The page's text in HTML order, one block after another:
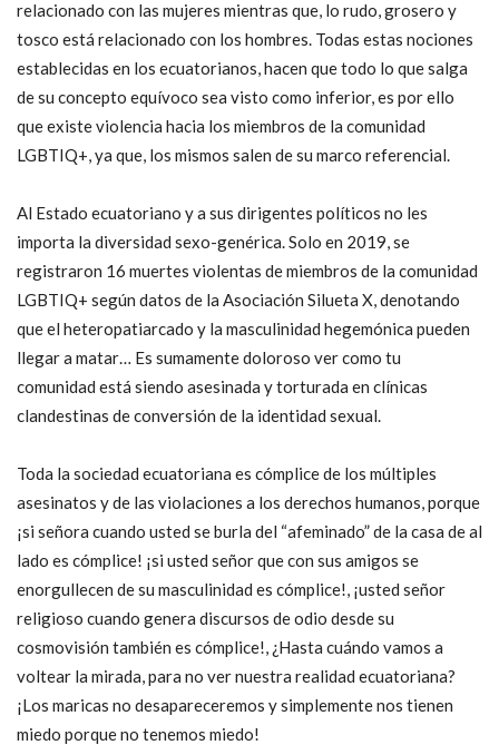
relacionado con las mujeres mientras que, lo rudo, grosero y
tosco está relacionado con los hombres. Todas estas nociones
establecidas en los ecuatorianos, hacen que todo lo que salga
de su concepto equívoco sea visto como inferior, es por ello
que existe violencia hacia los miembros de la comunidad
LGBTIQ+, ya que, los mismos salen de su marco referencial.
Al Estado ecuatoriano y a sus dirigentes políticos no les
importa la diversidad sexo-genérica. Solo en 2019, se
registraron 16 muertes violentas de miembros de la comunidad
LGBTIQ+ según datos de la Asociación Silueta X, denotando
que el heteropatiarcado y la masculinidad hegemónica pueden
llegar a matar… Es sumamente doloroso ver como tu
comunidad está siendo asesinada y torturada en clínicas
clandestinas de conversión de la identidad sexual.
Toda la sociedad ecuatoriana es cómplice de los múltiples
asesinatos y de las violaciones a los derechos humanos, porque
¡si señora cuando usted se burla del “afeminado” de la casa de al
lado es cómplice! ¡si usted señor que con sus amigos se
enorgullecen de su masculinidad es cómplice!, ¡usted señor
religioso cuando genera discursos de odio desde su
cosmovisión también es cómplice!, ¿Hasta cuándo vamos a
voltear la mirada, para no ver nuestra realidad ecuatoriana?
¡Los maricas no desapareceremos y simplemente nos tienen
miedo porque no tenemos miedo!